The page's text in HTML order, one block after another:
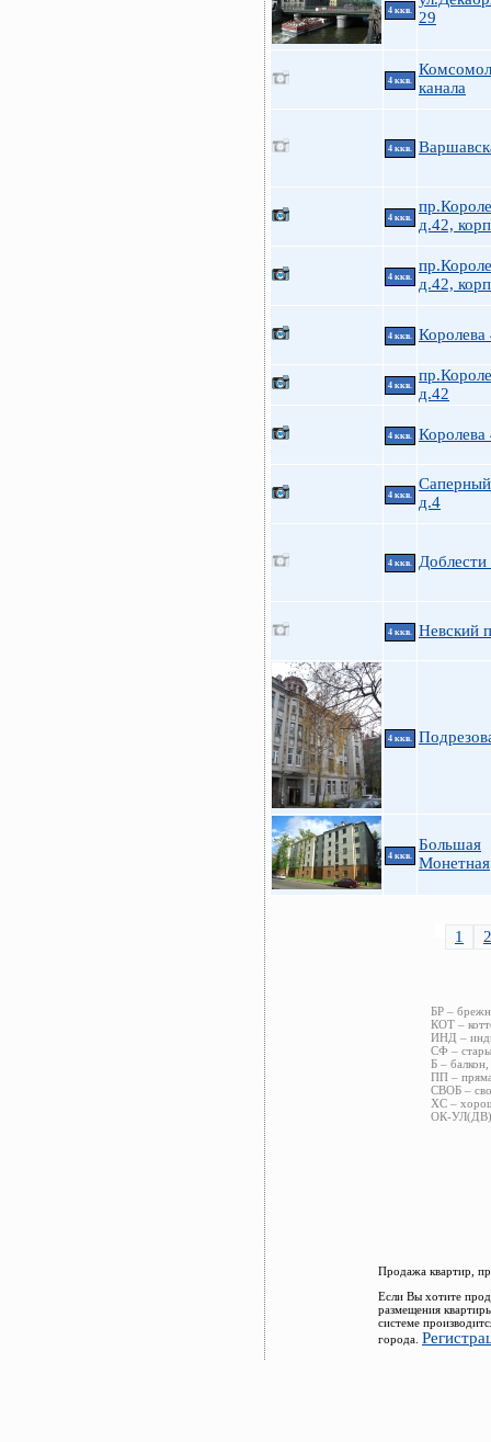
4 ккв.
29
4 ккв.
канала
4 ккв.
4 ккв.
д.42,
4 ккв.
д.42,
4 ккв. Королева
4 ккв.
д.42
4 ккв. Королева
4 ккв.
д.4
4 ккв.
4 ккв. Невский
4 ккв.
4 ккв.
Большая
Монетная
1 2
БР –
КОТ –
ИНД –
СФ –
Б –
ПП –
СВОБ –
ХС –
ОК-УЛ(ДВ)
Продажа квартир,
Если Вы хотите
размещения
системе
города.